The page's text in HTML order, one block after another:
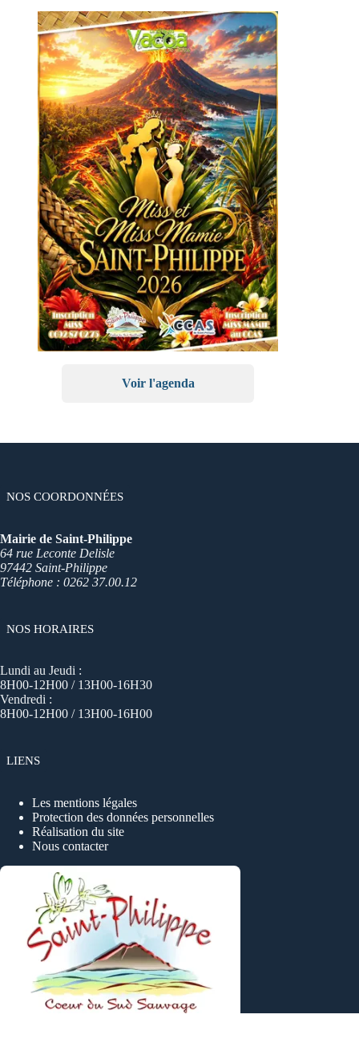
Voir l'agenda
NOS COORDONNÉES
Mairie de Saint-Philippe
64 rue Leconte Delisle
97442 Saint-Philippe
Téléphone : 0262 37.00.12
NOS HORAIRES
Lundi au Jeudi :
8H00-12H00 / 13H00-16H30
Vendredi :
8H00-12H00 / 13H00-16H00
LIENS
Les mentions légales
Protection des données personnelles
Réalisation du site
Nous contacter